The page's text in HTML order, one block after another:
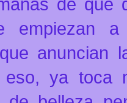
de que
empiezan
anuncian
eso, ya toca